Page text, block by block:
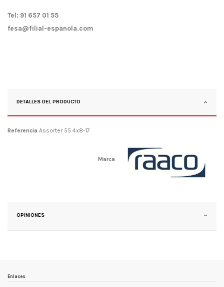
Tel: 91 657 01 55
fesa@filial-espanola.com
DETALLES DEL PRODUCTO
Marca
Referencia Assorter 55 4x8-17
OPINIONES
Enlaces